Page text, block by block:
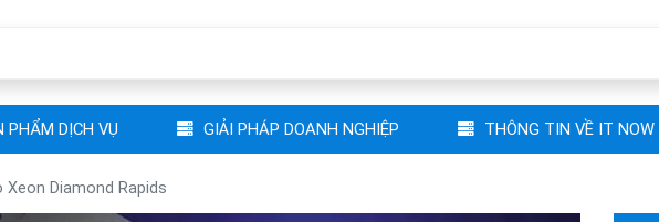
PHẨM DỊCH VỤ GIẢI PHÁP DOANH NGHIỆP THÔNG TIN VỀ IT NOW
Xeon Diamond Rapids